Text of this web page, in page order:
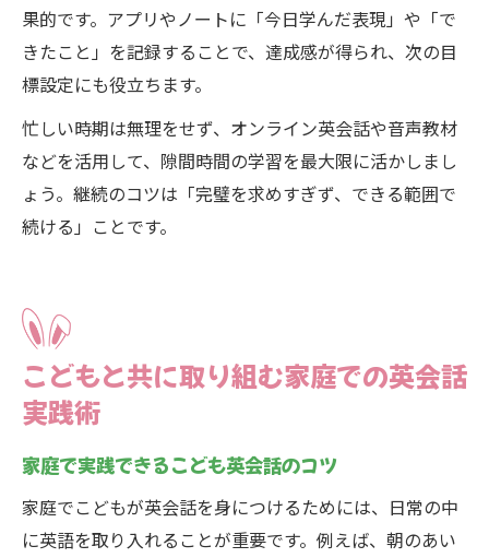
果的です。アプリやノートに「今日学んだ表現」や「で
きたこと」を記録することで、達成感が得られ、次の目
標設定にも役立ちます。
忙しい時期は無理をせず、オンライン英会話や音声教材
などを活用して、隙間時間の学習を最大限に活かしまし
ょう。継続のコツは「完璧を求めすぎず、できる範囲で
続ける」ことです。
こどもと共に取り組む家庭での英会話
実践術
家庭で実践できるこども英会話のコツ
家庭でこどもが英会話を身につけるためには、日常の中
に英語を取り入れることが重要です。例えば、朝のあい